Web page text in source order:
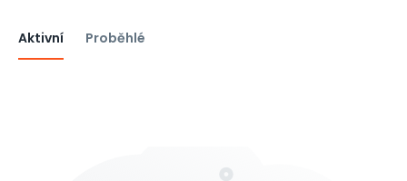
Aktivní Proběhlé